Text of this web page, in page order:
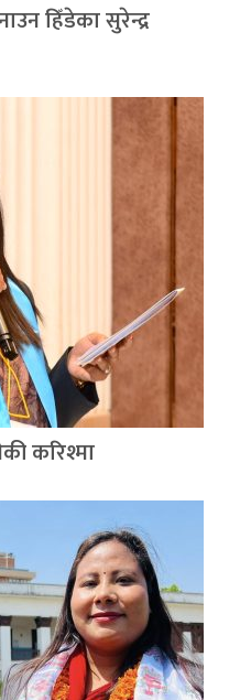
हिँडेका सुरेन्द्र
करिश्मा